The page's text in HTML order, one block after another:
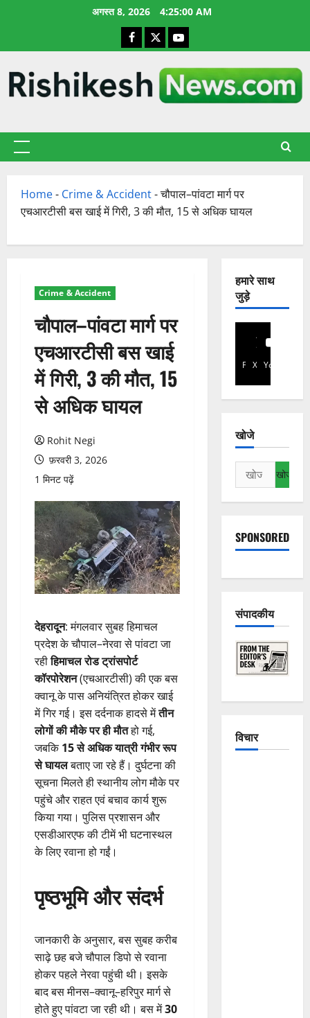
अगस्त 8, 2026 4:25:00 AM
Facebook
X YouTube
प्राथमिक
Home- Crime & Accident-चौपाल–पांवटा मार्ग पर
एचआरटीसी बस खाई में गिरी, 3 की मौत, 15 से अधिक घायल
Crime & Accident
चौपाल–पांवटा मार्ग पर
एचआरटीसी बस खाई
में गिरी, 3 की मौत, 15
से अधिक घायल
Rohit Negi
फ़रवरी 3, 2026
1 मिनट पढ़ें
देहरादून: मंगलवार सुबह हिमाचल
प्रदेश के चौपाल–नेरवा से पांवटा जा
रहीहिमाचल रोड ट्रांसपोर्ट
कॉरपोरेशन(एचआरटीसी) की एक बस
क्वानू के पास अनियंत्रित होकर खाई
में गिर गई। इस दर्दनाक हादसे मेंतीन
लोगों की मौके पर ही मौतहो गई,
जबकि15 से अधिक यात्री गंभीर रूप
से घायलबताए जा रहे हैं। दुर्घटना की
सूचना मिलते ही स्थानीय लोग मौके पर
पहुंचे और राहत एवं बचाव कार्य शुरू
किया गया। पुलिस प्रशासन और
एसडीआरएफ की टीमें भी घटनास्थल
के लिए रवाना हो गईं।
पृष्ठभूमि और संदर्भ
जानकारी के अनुसार, बस सुबह करीब
साढ़े छह बजे चौपाल डिपो से रवाना
होकर पहले नेरवा पहुंची थी। इसके
बाद बस मीनस–क्वानू–हरिपुर मार्ग से
होते हुए पांवटा जा रही थी। बस में30
हमारे साथ
जुड़े
Facebook
X YouTube
खोजे
निम्न
को
खोजें:
SPONSORED
संपादकीय
विचार